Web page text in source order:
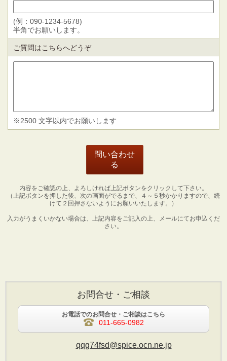
(例：090-1234-5678)
半角でお願いします。
ご質問はこちらへどうぞ
※2500 文字以内でお願いします
内容をご確認の上、よろしければ上記ボタンをクリックして下さい。
（上記ボタンを押した後、次の画面がでるまで、４～５秒かかりますので、続
けて２回押さないようにお願いいたします。）
入力がうまくいかない場合は、上記内容をご記入の上、メールにてお申込くだ
さい。
お問合せ・ご相談
お電話でのお問合せ・ご相談はこちら
011-665-0982
qqg74fsd@spice.ocn.ne.jp